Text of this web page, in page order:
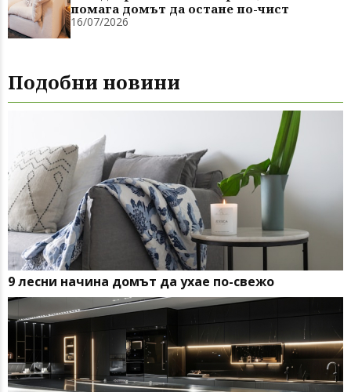
помага домът да остане по-чист
16/07/2026
Подобни новини
9 лесни начина домът да ухае по-свежо